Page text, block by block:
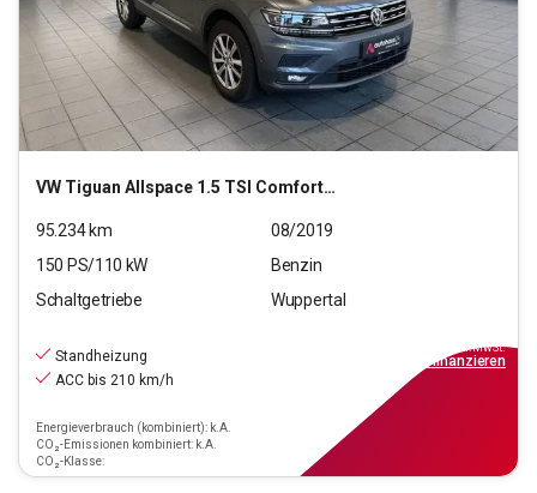
VW Tiguan Allspace 1.5 TSI Comfortline OPF (EU 6d-T)
95.234km
08/2019
150 PS/110 kW
Benzin
Schaltgetriebe
Wuppertal
Standheizung
ACC bis 210 km/h
Energieverbrauch (kombiniert): k.A.
CO₂-Emissionen kombiniert: k.A.
CO₂-Klasse:
inkl.MwSt.
finanzieren